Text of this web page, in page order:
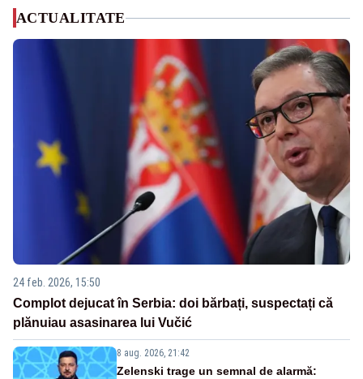
ACTUALITATE
24 feb. 2026, 15:50
Complot dejucat în Serbia: doi bărbați, suspectați că
plănuiau asasinarea lui Vučić
8 aug. 2026, 21:42
Zelenski trage un semnal de alarmă: